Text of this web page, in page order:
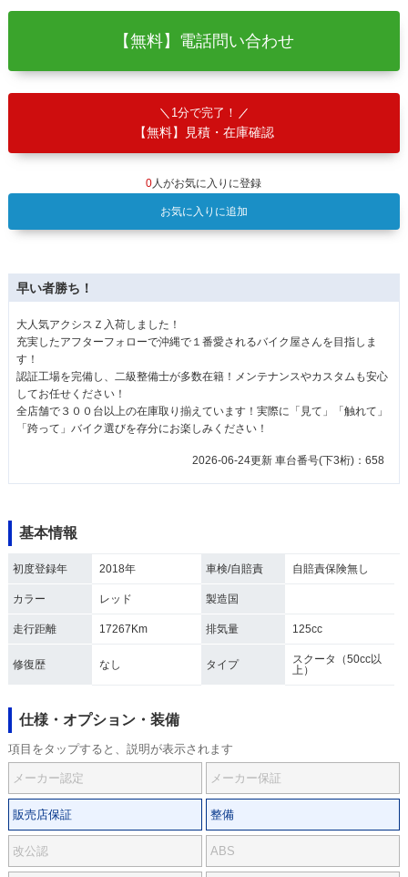
【無料】電話問い合わせ
1分で完了！
【無料】見積・在庫確認
0人がお気に入りに登録
お気に入りに追加
早い者勝ち！
大人気アクシスＺ入荷しました！
充実したアフターフォローで沖縄で１番愛されるバイク屋さんを目指しま
す！
認証工場を完備し、二級整備士が多数在籍！メンテナンスやカスタムも安心
してお任せください！
全店舗で３００台以上の在庫取り揃えています！実際に「見て」「触れて」
「跨って」バイク選びを存分にお楽しみください！
2026-06-24更新 車台番号(下3桁)：658
基本情報
初度登録年 2018年 車検/自賠責 自賠責保険無し
カラー レッド 製造国
走行距離 17267Km 排気量 125cc
修復歴 なし タイプ
スクータ（50cc以
上）
仕様・オプション・装備
項目をタップすると、説明が表示されます
メーカー認定 メーカー保証
販売店保証 整備
改公認 ABS